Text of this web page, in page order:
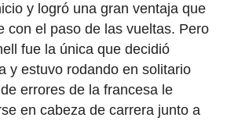
y logró una gran ventaja que
con el paso de las vueltas. Pero
fue la única que decidió
y estuvo rodando en solitario
errores de la francesa le
en cabeza de carrera junto a